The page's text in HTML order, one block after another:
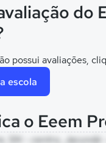
do
possui avaliações,
escola
o Eeem
SN - centro, Jacundá -